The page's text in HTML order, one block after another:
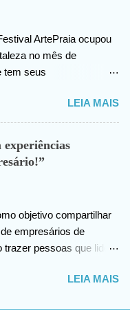
compartilhado na
ArtePraia ocupou
no mês de
tem seus
o festival vai lançar o
Poéticas
um pouco da energia
este ano propôs
Durante 3 dias, os
público os mais
afetivas e novas
e vivenciar a arte.
com o resultado. E uma
os registros das
LEIA MAIS
objetivo compartilhar
empresários de
pessoas que lidem
têm se destacado
LEIA MAIS